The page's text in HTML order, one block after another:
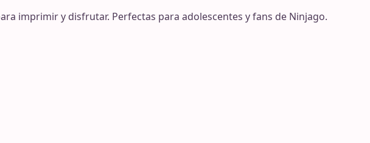
imprimir y disfrutar. Perfectas para adolescentes y fans de Ninjago.